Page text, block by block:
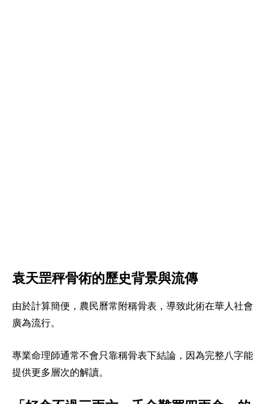
袁天罡秤骨術的歷史背景與流傳
由於計算簡便，農民曆常附稱骨表，導致此術在華人社會
廣為流行。
專業命理師通常不會只靠稱骨表下結論，因為完整八字能
提供更多層次的解讀。